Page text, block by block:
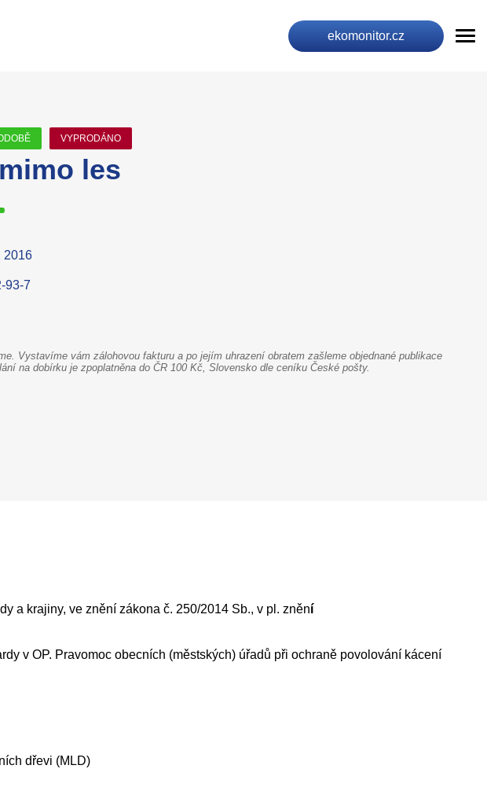
ekomonitor.cz
VYPRODÁNO
les
2016
93-7
Vystavíme vám zálohovou fakturu a po jejím uhrazení obratem zašleme objednané publikace
na dobírku je zpoplatněna do ČR 100 Kč, Slovensko dle ceníku České pošty.
a krajiny, ve znění zákona č. 250/2014 Sb., v pl. znění
v OP. Pravomoc obecních (městských) úřadů při ochraně povolování kácení
dřevi (MLD)